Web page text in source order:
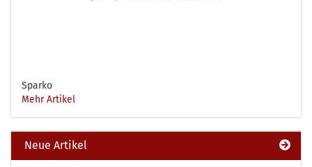
Sparko
Mehr Artikel
Neue Artikel